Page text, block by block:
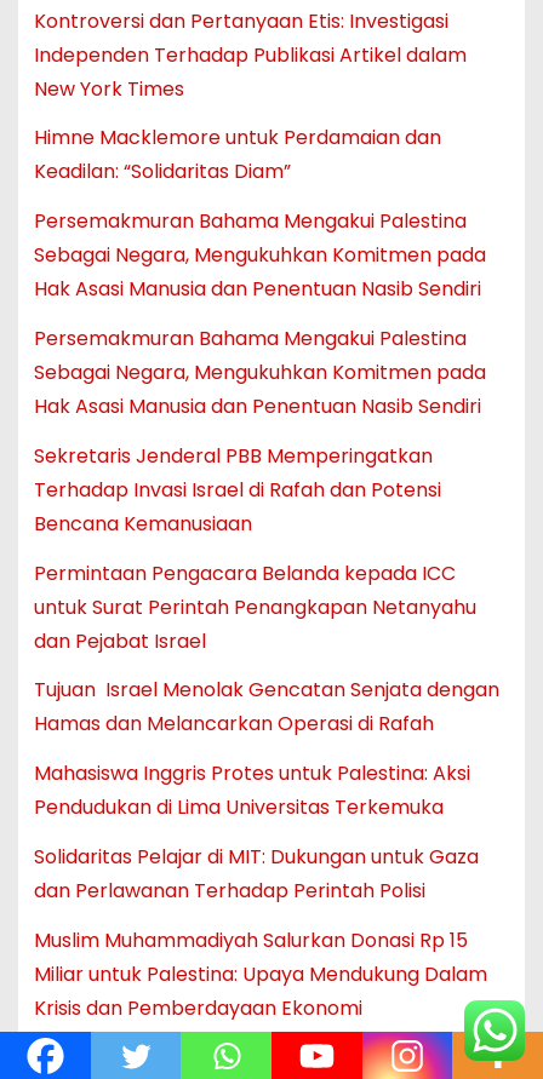
Kontroversi dan Pertanyaan Etis: Investigasi
Independen Terhadap Publikasi Artikel dalam
New York Times
Himne Macklemore untuk Perdamaian dan
Keadilan: “Solidaritas Diam”
Persemakmuran Bahama Mengakui Palestina
Sebagai Negara, Mengukuhkan Komitmen pada
Hak Asasi Manusia dan Penentuan Nasib Sendiri
Persemakmuran Bahama Mengakui Palestina
Sebagai Negara, Mengukuhkan Komitmen pada
Hak Asasi Manusia dan Penentuan Nasib Sendiri
Sekretaris Jenderal PBB Memperingatkan
Terhadap Invasi Israel di Rafah dan Potensi
Bencana Kemanusiaan
Permintaan Pengacara Belanda kepada ICC
untuk Surat Perintah Penangkapan Netanyahu
dan Pejabat Israel
Tujuan Israel Menolak Gencatan Senjata dengan
Hamas dan Melancarkan Operasi di Rafah
Mahasiswa Inggris Protes untuk Palestina: Aksi
Pendudukan di Lima Universitas Terkemuka
Solidaritas Pelajar di MIT: Dukungan untuk Gaza
dan Perlawanan Terhadap Perintah Polisi
Muslim Muhammadiyah Salurkan Donasi Rp 15
Miliar untuk Palestina: Upaya Mendukung Dalam
Krisis dan Pemberdayaan Ekonomi
Proposal Gencatan Senjata Hamas Diterima